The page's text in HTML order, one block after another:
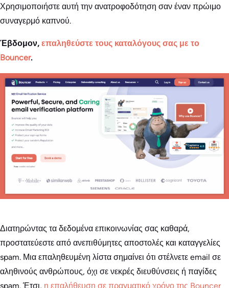
Χρησιμοποιήστε αυτή την ανατροφοδότηση σαν έναν πρώιμο
συναγερμό καπνού.
Έβδομον, επαληθεύστε τους καταλόγους σας με το
Bouncer.
Διατηρώντας τα δεδομένα επικοινωνίας σας καθαρά,
προστατεύεστε από ανεπιθύμητες αποστολές και καταγγελίες
spam. Μια επαληθευμένη λίστα σημαίνει ότι στέλνετε email σε
αληθινούς ανθρώπους, όχι σε νεκρές διευθύνσεις ή παγίδες
spam. Έτσι, η επαλήθευση σε πραγματικό χρόνο της Bouncer